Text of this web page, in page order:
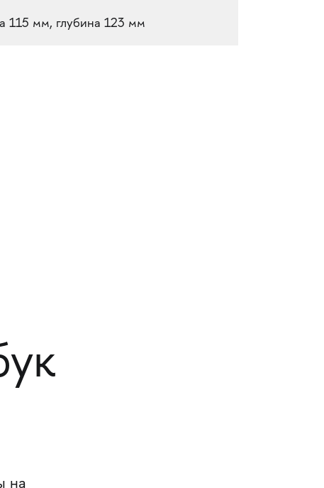
115 мм, глубина 123 мм
на